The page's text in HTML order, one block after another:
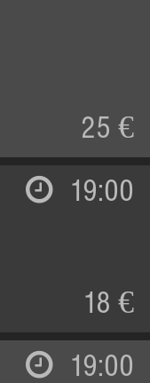
25 €
19:00
18 €
19:00